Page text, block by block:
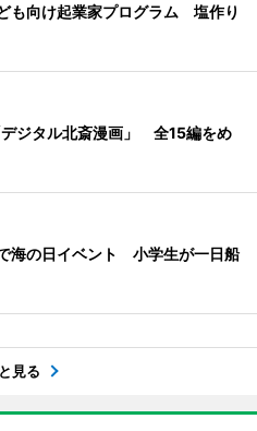
も向け起業家プログラム 塩作り
ジタル北斎漫画」 全15編をめ
海の日イベント 小学生が一日船
見る